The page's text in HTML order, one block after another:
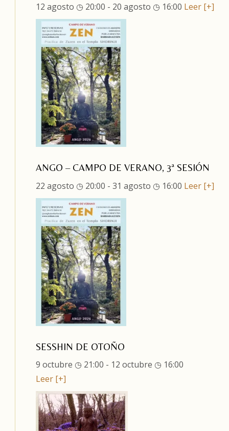
12 agosto ◷ 20:00 - 20 agosto ◷ 16:00 Leer [+]
ANGO – CAMPO DE VERANO, 3ª SESIÓN
22 agosto ◷ 20:00 - 31 agosto ◷ 16:00 Leer [+]
SESSHIN DE OTOÑO
9 octubre ◷ 21:00 - 12 octubre ◷ 16:00
Leer [+]